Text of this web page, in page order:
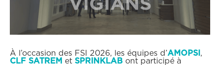
À l’occasion des FSI 2026, les équipes d’AMOPSI ,
CLF SATREM et SPRINKLAB ont participé à